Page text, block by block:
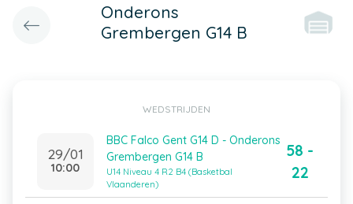
Onderons
Grembergen G14 B
WEDSTRIJDEN
29/01
10:00
BBC Falco Gent G14 D - Onderons
Grembergen G14 B
U14 Niveau 4 R2 B4 (Basketbal
Vlaanderen)
58 -
22